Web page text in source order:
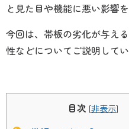
と見た目や機能に悪い影響
今回は、帯板の劣化が与え
性などについてご説明して
目次 [非表示]